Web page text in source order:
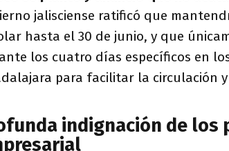
jalisciense ratificó que
hasta el 30 de junio, y que
los cuatro días específicos en
para facilitar la circulación
indignación de los